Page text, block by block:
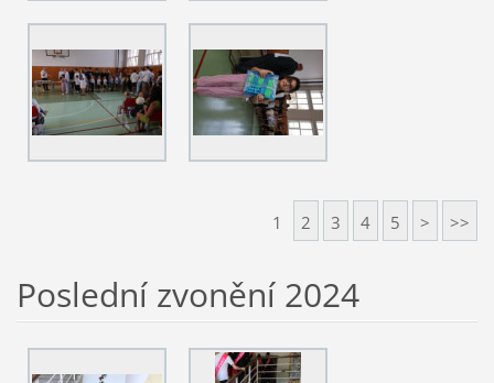
1 2 3 4 5 > >>
Poslední zvonění 2024